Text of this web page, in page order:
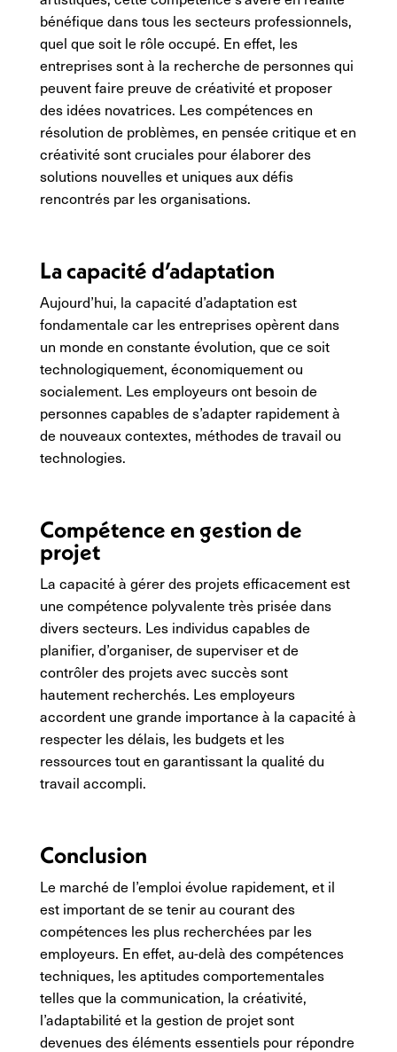
bénéfique dans tous les secteurs professionnels,
quel que soit le rôle occupé. En effet, les
entreprises sont à la recherche de personnes qui
peuvent faire preuve de créativité et proposer
des idées novatrices. Les compétences en
résolution de problèmes, en pensée critique et en
créativité sont cruciales pour élaborer des
solutions nouvelles et uniques aux défis
rencontrés par les organisations.
La capacité d’adaptation
Aujourd’hui, la capacité d’adaptation est
fondamentale car les entreprises opèrent dans
un monde en constante évolution, que ce soit
technologiquement, économiquement ou
socialement. Les employeurs ont besoin de
personnes capables de s’adapter rapidement à
de nouveaux contextes, méthodes de travail ou
technologies.
Compétence en gestion de
projet
La capacité à gérer des projets efficacement est
une compétence polyvalente très prisée dans
divers secteurs. Les individus capables de
planifier, d’organiser, de superviser et de
contrôler des projets avec succès sont
hautement recherchés. Les employeurs
accordent une grande importance à la capacité à
respecter les délais, les budgets et les
ressources tout en garantissant la qualité du
travail accompli.
Conclusion
Le marché de l’emploi évolue rapidement, et il
est important de se tenir au courant des
compétences les plus recherchées par les
employeurs. En effet, au-delà des compétences
techniques, les aptitudes comportementales
telles que la communication, la créativité,
l’adaptabilité et la gestion de projet sont
devenues des éléments essentiels pour répondre